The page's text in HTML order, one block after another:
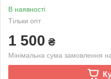
В наявності
Тільки опт
1 500 ₴
Мінімальна сума замовлення